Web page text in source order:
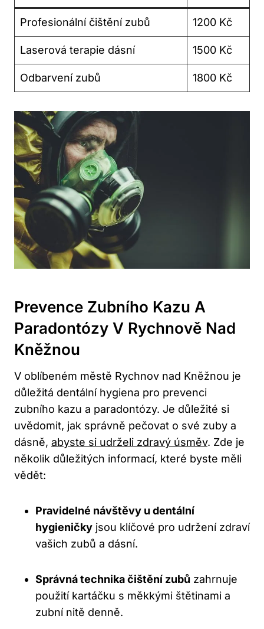
Profesionální čištění zubů 1200 Kč
Laserová terapie dásní 1500 Kč
Odbarvení zubů 1800 Kč
Prevence Zubního Kazu A
Paradontózy V Rychnově Nad
Kněžnou
V oblíbeném městě Rychnov nad Kněžnou je
důležitá dentální hygiena pro prevenci
zubního kazu a paradontózy. Je důležité si
uvědomit, jak správně pečovat o své zuby a
dásně, abyste si udrželi zdravý úsměv. Zde je
několik důležitých informací, které byste měli
vědět:
Pravidelné návštěvy u dentální
hygieničky jsou klíčové pro udržení zdraví
vašich zubů a dásní.
Správná technika čištění zubů zahrnuje
použití kartáčku s měkkými štětinami a
zubní nitě denně.